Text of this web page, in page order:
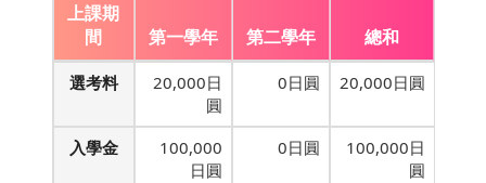
上課期
間
第一學年 第二學年 總和
選考料
20,000日
圓
0日圓 20,000日圓
入學金
100,000
日圓
0日圓
100,000日
圓